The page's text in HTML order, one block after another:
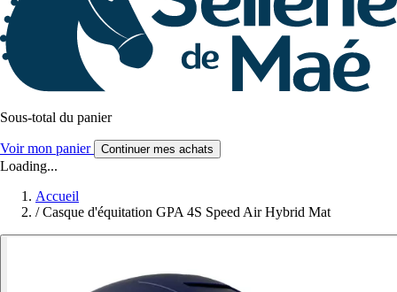
Sous-total du panier
Voir mon panier Continuer mes achats
Loading...
Accueil
/ Casque d'équitation GPA 4S Speed Air Hybrid Mat